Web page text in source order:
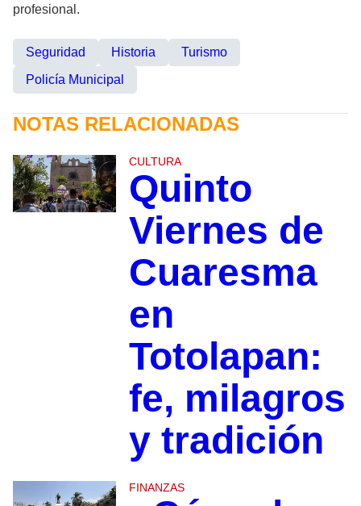
profesional.
Seguridad Historia
Turismo
Policía Municipal
NOTAS RELACIONADAS
CULTURA
Quinto
Viernes de
Cuaresma
en
Totolapan:
fe, milagros
y tradición
FINANZAS